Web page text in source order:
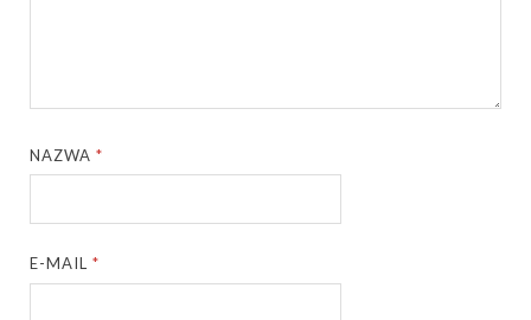
NAZWA*
E-MAIL*